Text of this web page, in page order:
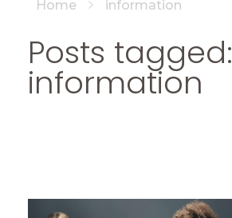
Home information
Posts tagged:
information